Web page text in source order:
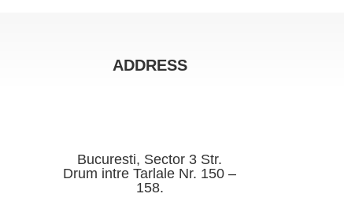
ADDRESS
Bucuresti, Sector 3 Str.
Drum intre Tarlale Nr. 150 –
158.